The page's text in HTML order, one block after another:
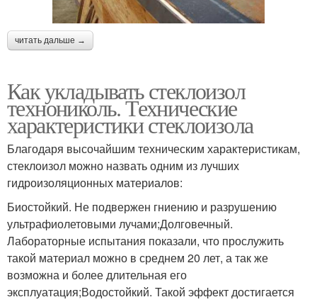
читать дальше →
Как укладывать стеклоизол
технониколь. Технические
характеристики стеклоизола
Благодаря высочайшим техническим характеристикам,
стеклоизол можно назвать одним из лучших
гидроизоляционных материалов:
Биостойкий. Не подвержен гниению и разрушению
ультрафиолетовыми лучами;Долговечный.
Лабораторные испытания показали, что прослужить
такой материал можно в среднем 20 лет, а так же
возможна и более длительная его
эксплуатация;Водостойкий. Такой эффект достигается